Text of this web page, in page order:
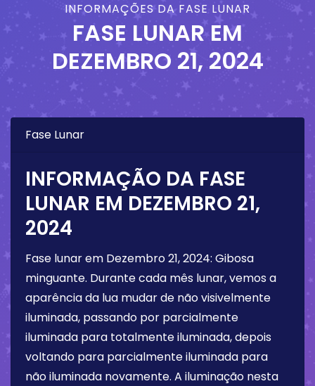
INFORMAÇÕES DA FASE LUNAR
FASE LUNAR EM
DEZEMBRO 21, 2024
Fase Lunar
INFORMAÇÃO DA FASE
LUNAR EM DEZEMBRO 21,
2024
Fase lunar em Dezembro 21, 2024: Gibosa
minguante. Durante cada mês lunar, vemos a
aparência da lua mudar de não visivelmente
iluminada, passando por parcialmente
iluminada para totalmente iluminada, depois
voltando para parcialmente iluminada para
não iluminada novamente. A iluminação nesta